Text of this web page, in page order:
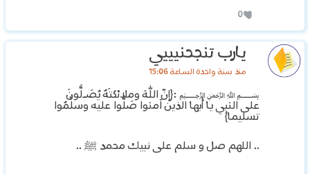
0
يارب تنجحنيييي
منذ سنة واحدة الساعة 15:06
‏﷽ :{إنّ اللهَ وملائكتَهُ يُصَـلُّونَ
على النبي يا أيها الذين آمنوا صَلُّوا عليه وسلِّمُوا
تسليما}
‏.. اللهم صل و سلم على نبيك محمد ﷺ ..